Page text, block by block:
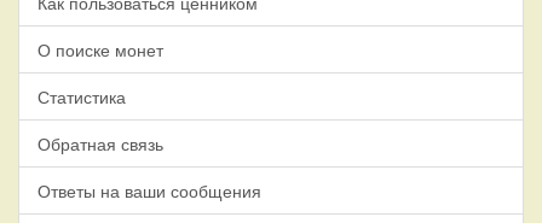
О поиске монет
Статистика
Обратная связь
Ответы на ваши сообщения